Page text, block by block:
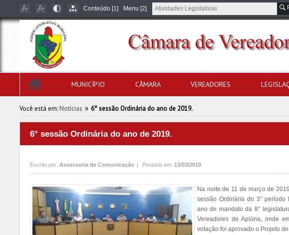
Conteúdo [1] Menu [2]
MUNICÍPIO CÂMARA VEREADORES
Você está em: Notícias » 6° sessão Ordinária do ano de 2019.
6° sessão Ordinária do ano de 2019.
Escrito por: Assessoria de Comunicação | Postado em: 13/03/2019
Na noite de 11 de março de
sessão Ordinária do 3° período
ano de mandato da 8°
Vereadores de Apiúna, onde
votação foi aprovado o Projeto